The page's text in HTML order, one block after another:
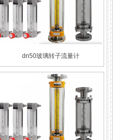
dn50玻璃转子流量计